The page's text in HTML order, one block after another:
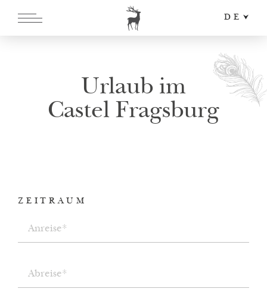
DE
IT
Urlaub im
Castel Fragsburg
ZEITRAUM